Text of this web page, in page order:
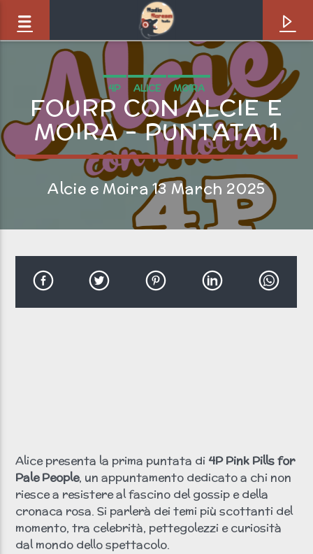
Hangin On [8Vt]
4P ALICE MOIRA
FOURP CON ALCIE E
MOIRA – PUNTATA 1
Alcie e Moira 13 March 2025
Alice presenta la prima puntata di 4P Pink Pills for
Pale People, un appuntamento dedicato a chi non
riesce a resistere al fascino del gossip e della
cronaca rosa. Si parlerà dei temi più scottanti del
momento, tra celebrità, pettegolezzi e curiosità
dal mondo dello spettacolo.